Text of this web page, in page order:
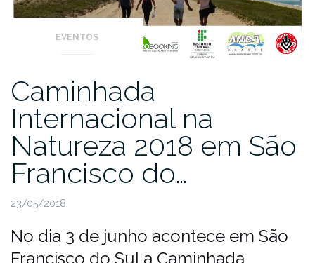
EVENTOS
Caminhada
Internacional na
Natureza 2018 em São
Francisco do…
23/05/2018
No dia 3 de junho acontece em São
Francisco do Sul a Caminhada